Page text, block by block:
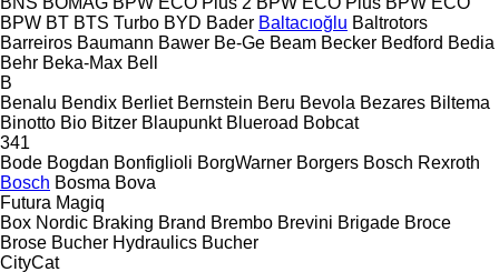
BPW BT BTS Turbo BYD Bader Baltacıoğlu Baltrotors
Barreiros Baumann Bawer Be-Ge Beam Becker Bedford Bedia
Behr Beka-Max Bell
B
Benalu Bendix Berliet Bernstein Beru Bevola Bezares Biltema
Binotto Bio Bitzer Blaupunkt Blueroad Bobcat
341
Bode Bogdan Bonfiglioli BorgWarner Borgers Bosch Rexroth
Bosch Bosma Bova
Futura Magiq
Box Nordic Braking Brand Brembo Brevini Brigade Broce
Brose Bucher Hydraulics Bucher
CityCat